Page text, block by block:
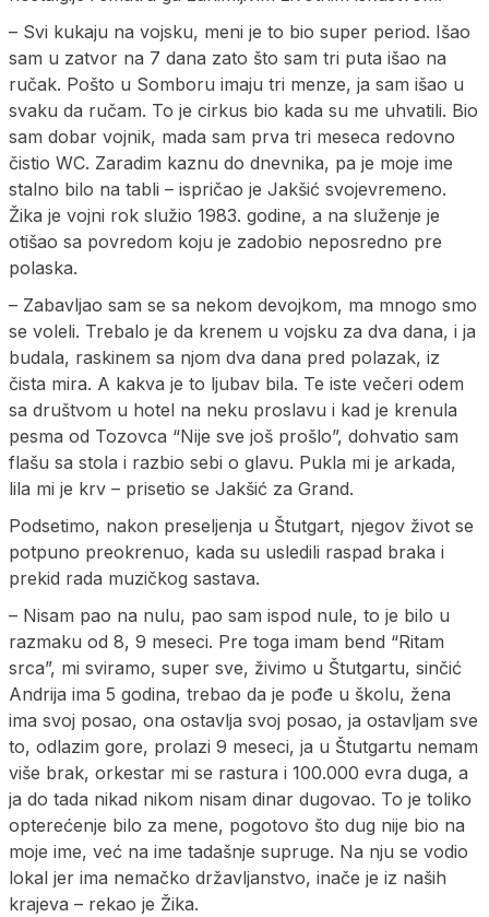
– Svi kukaju na vojsku, meni je to bio super period. Išao
sam u zatvor na 7 dana zato što sam tri puta išao na
ručak. Pošto u Somboru imaju tri menze, ja sam išao u
svaku da ručam. To je cirkus bio kada su me uhvatili. Bio
sam dobar vojnik, mada sam prva tri meseca redovno
čistio WC. Zaradim kaznu do dnevnika, pa je moje ime
stalno bilo na tabli – ispričao je Jakšić svojevremeno.
Žika je vojni rok služio 1983. godine, a na služenje je
otišao sa povredom koju je zadobio neposredno pre
polaska.
– Zabavljao sam se sa nekom devojkom, ma mnogo smo
se voleli. Trebalo je da krenem u vojsku za dva dana, i ja
budala, raskinem sa njom dva dana pred polazak, iz
čista mira. A kakva je to ljubav bila. Te iste večeri odem
sa društvom u hotel na neku proslavu i kad je krenula
pesma od Tozovca “Nije sve još prošlo”, dohvatio sam
flašu sa stola i razbio sebi o glavu. Pukla mi je arkada,
lila mi je krv – prisetio se Jakšić za Grand.
Podsetimo, nakon preseljenja u Štutgart, njegov život se
potpuno preokrenuo, kada su usledili raspad braka i
prekid rada muzičkog sastava.
– Nisam pao na nulu, pao sam ispod nule, to je bilo u
razmaku od 8, 9 meseci. Pre toga imam bend “Ritam
srca”, mi sviramo, super sve, živimo u Štutgartu, sinčić
Andrija ima 5 godina, trebao da je pođe u školu, žena
ima svoj posao, ona ostavlja svoj posao, ja ostavljam sve
to, odlazim gore, prolazi 9 meseci, ja u Štutgartu nemam
više brak, orkestar mi se rastura i 100.000 evra duga, a
ja do tada nikad nikom nisam dinar dugovao. To je toliko
opterećenje bilo za mene, pogotovo što dug nije bio na
moje ime, već na ime tadašnje supruge. Na nju se vodio
lokal jer ima nemačko državljanstvo, inače je iz naših
krajeva – rekao je Žika.